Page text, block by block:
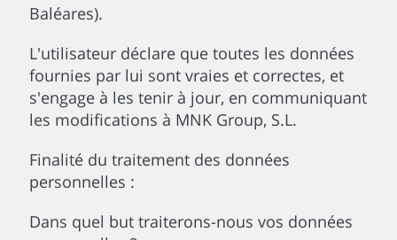
Baléares).
L'utilisateur déclare que toutes les données
fournies par lui sont vraies et correctes, et
s'engage à les tenir à jour, en communiquant
les modifications à MNK Group, S.L.
Finalité du traitement des données
personnelles :
Dans quel but traiterons-nous vos données